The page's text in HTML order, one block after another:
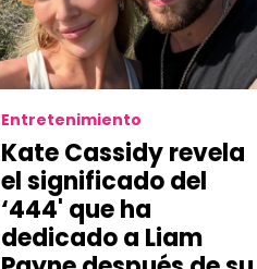
Entretenimiento
Kate Cassidy revela
el significado del
‘444' que ha
dedicado a Liam